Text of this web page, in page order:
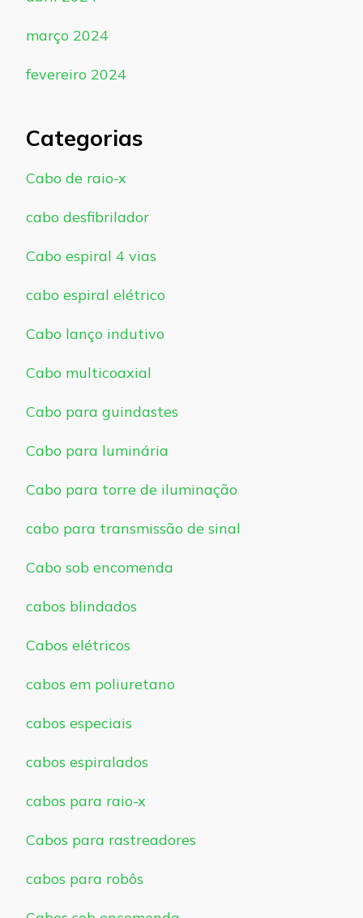
março 2024
fevereiro 2024
Categorias
Cabo de raio-x
cabo desfibrilador
Cabo espiral 4 vias
cabo espiral elétrico
Cabo lanço indutivo
Cabo multicoaxial
Cabo para guindastes
Cabo para luminária
Cabo para torre de iluminação
cabo para transmissão de sinal
Cabo sob encomenda
cabos blindados
Cabos elétricos
cabos em poliuretano
cabos especiais
cabos espiralados
cabos para raio-x
Cabos para rastreadores
cabos para robôs